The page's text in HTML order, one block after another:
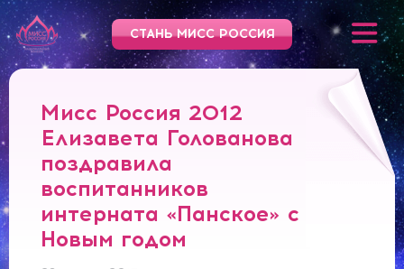
СТАНЬ МИСС РОССИЯ
Мисс Россия 2012
Елизавета Голованова
поздравила
воспитанников
интерната «Панское» с
Новым годом